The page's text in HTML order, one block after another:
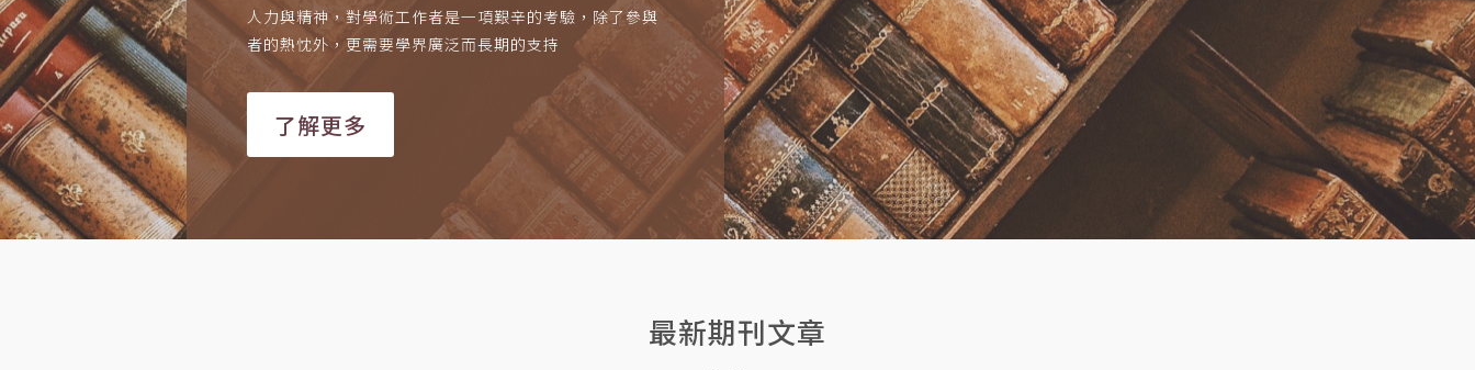
人力與精神，對學術工作者是一項艱辛的考驗，除了參與
者的熱忱外，更需要學界廣泛而長期的支持
了解更多
最新期刊文章